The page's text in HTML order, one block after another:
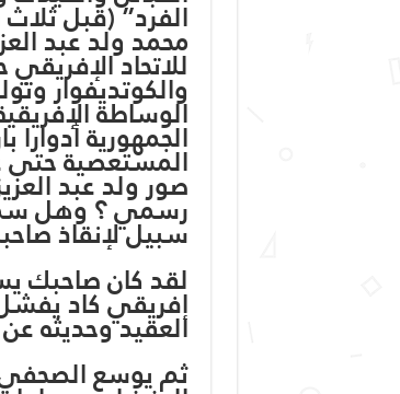
الفرد” (قبل
محمد ولد عبد
للاتحاد
والكوتديفوار
الوساطة
الجمهورية
المستعصية حتى
صور ولد عبد
رسمي ؟ وهل
سبيل لإنقاذ
لقد كان صاحبك
إفريقي كاد
العقيد وحديثه عن
ثم يوسع الصحفي